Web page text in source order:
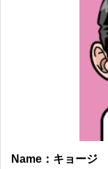
Name：キョージ